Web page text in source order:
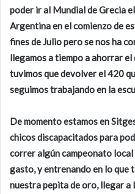
poder ir al Mundial de Grecia
Argentina en el comienzo de
fines de Julio pero se nos ha
llegamos a tiempo a ahorrar
tuvimos que devolver el 420
seguimos trabajando en la
De momento estamos en
chicos discapacitados para
correr algún campeonato
gasto, y entrenando en lo que
nuestra pepita de oro, llegar a